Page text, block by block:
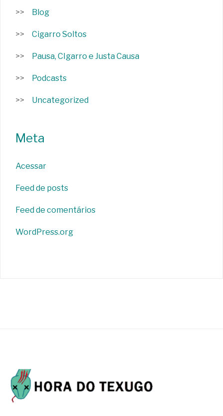
Blog
Cigarro Soltos
Pausa, CIgarro e Justa Causa
Podcasts
Uncategorized
Meta
Acessar
Feed de posts
Feed de comentários
WordPress.org